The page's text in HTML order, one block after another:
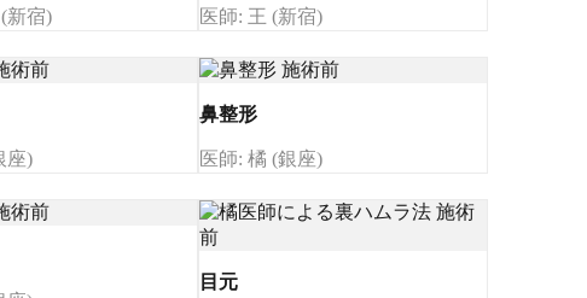
新宿) 医師: 王 (新宿)
座)
鼻整形
医師: 橘 (銀座)
目元